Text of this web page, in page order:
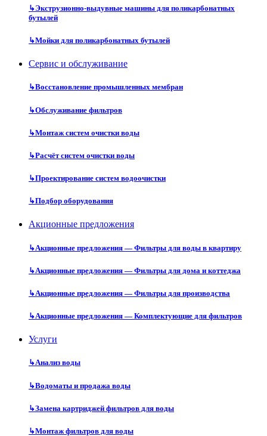
↳Экструзионно-выдувные машины для поликарбонатных
бутылей
↳Мойки для поликарбонатных бутылей
Сервис и обслуживание
↳Восстановление промышленных мембран
↳Обслуживание фильтров
↳Монтаж систем очистки воды
↳Расчёт систем очистки воды
↳Проектирование систем водоочистки
↳Подбор оборудования
Акционные предложения
↳Акционные предложения — Фильтры для воды в квартиру
↳Акционные предложения — Фильтры для дома и коттеджа
↳Акционные предложения — Фильтры для производства
↳Акционные предложения — Комплектующие для фильтров
Услуги
↳Анализ воды
↳Водоматы и продажа воды
↳Замена картриджей фильтров для воды
↳Монтаж фильтров для воды